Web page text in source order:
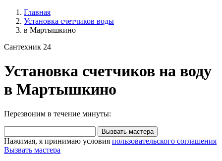
Главная
Установка счетчиков воды
в Мартышкино
Сантехник 24
Установка счетчиков на воду
в Мартышкино
Перезвоним в течение минуты:
Вызвать мастера
Нажимая, я принимаю условия пользовательского соглашения
Вызвать мастера